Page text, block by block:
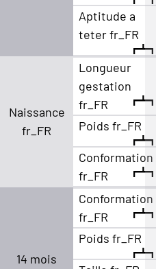
Aptitude a
teter fr_FR
Naissance
fr_FR
Longueur
gestation
fr_FR
Poids fr_FR
Conformation
fr_FR
14 mois
Conformation
fr_FR
Poids fr_FR